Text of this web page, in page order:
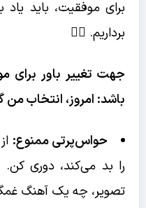
برای موفقیت، باید یاد
برداریم. 🙅‍♀️
جهت تغییر باور برای
باشد: امروز، انتخاب
حواس‌پرتی ممنوع:
را بد می‌کند، دوری
تصویر، چه یک آهنگ